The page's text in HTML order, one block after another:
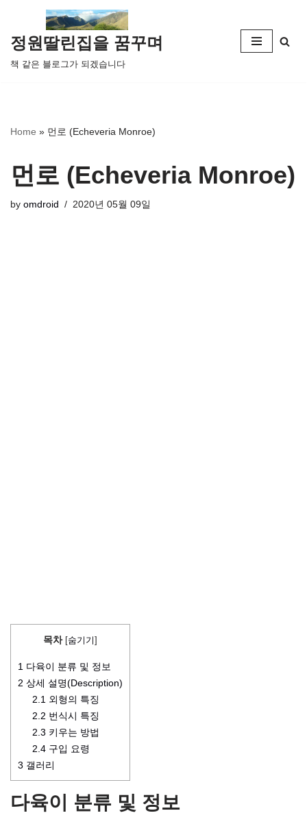
콘
텐
츠
뛰
정원딸린집을 꿈꾸며
책 같은 블로그가 되겠습니다
Home » 먼로 (Echeveria Monroe)
먼로 (Echeveria Monroe)
by omdroid 2020년 05월 09일
목차 [숨기기]
1 다육이 분류 및 정보
2 상세 설명(Description)
2.1 외형의 특징
2.2 번식시 특징
2.3 키우는 방법
2.4 구입 요령
3 갤러리
다육이 분류 및 정보